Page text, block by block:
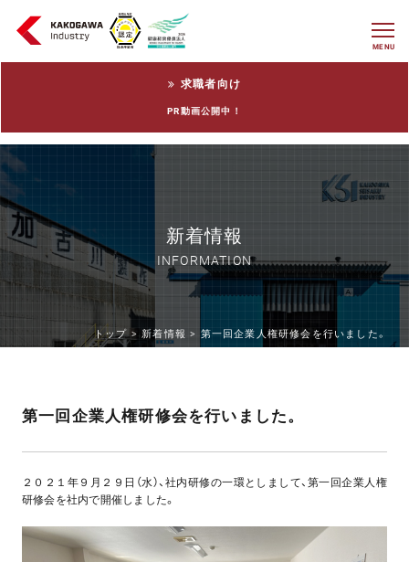
MENU
求職者向け
PR動画公開中！
新着情報
INFORMATION
トップ >新着情報 > 第一回企業人権研修会を行いました。
第一回企業人権研修会を行いました。
２０２１年９月２９日（水）、社内研修の一環としまして、第一回企業人権
研修会を社内で開催しました。